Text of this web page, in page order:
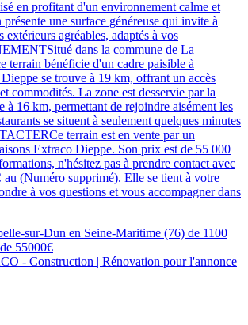
en profitant d'un environnement calme et
une surface généreuse qui invite à
extérieurs agréables, adaptés à vos
dans la commune de La
terrain bénéficie d'un cadre paisible à
se trouve à 19 km, offrant un accès
commodités. La zone est desservie par la
à 16 km, permettant de rejoindre aisément les
se situent à seulement quelques minutes
terrain est en vente par un
Extraco Dieppe. Son prix est de 55 000
n'hésitez pas à prendre contact avec
(Numéro supprimé). Elle se tient à votre
à vos questions et vous accompagner dans